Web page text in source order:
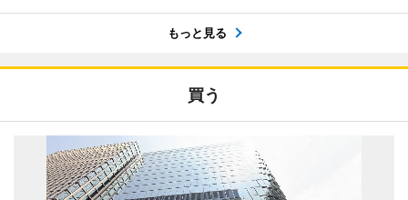
もっと見る
買う